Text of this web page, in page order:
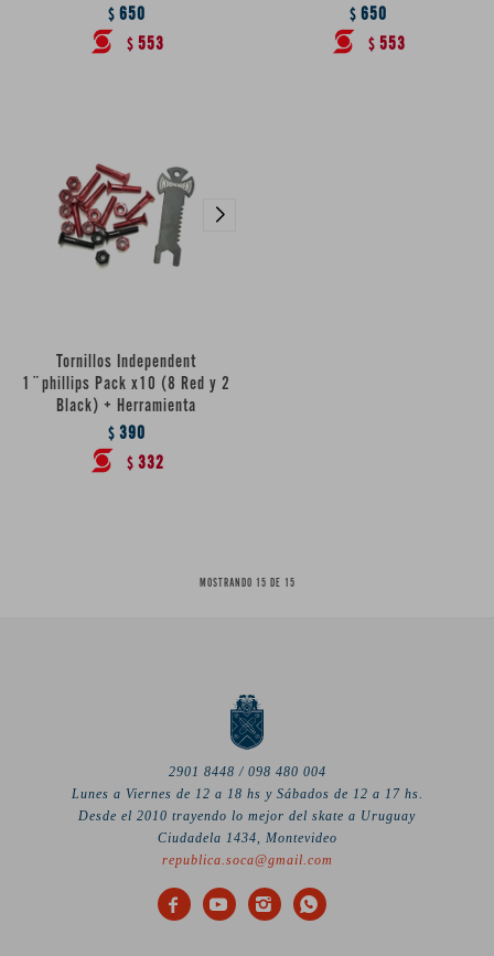
$ 650
$ 553
$ 650
$ 553
Tornillos Independent
1¨phillips Pack x10 (8 Red y 2
Black) + Herramienta
$ 390
$ 332
MOSTRANDO 15 DE 15
2901 8448 / 098 480 004
Lunes a Viernes de 12 a 18 hs y Sábados de 12 a 17 hs.
Desde el 2010 trayendo lo mejor del skate a Uruguay
Ciudadela 1434, Montevideo
republica.soca@gmail.com
   